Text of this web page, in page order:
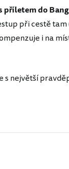
příletem do
při cestě
i na
s největší